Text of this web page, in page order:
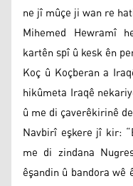
ne jî mûçe ji wan re
Mihemed Hewramî
kartên spî û kesk ên
Koç û Koçberan a
hikûmeta Iraqê
û me di çaverêkirinê
Navbirî eşkere jî kir:
me di zindana
êşandin û bandora wê